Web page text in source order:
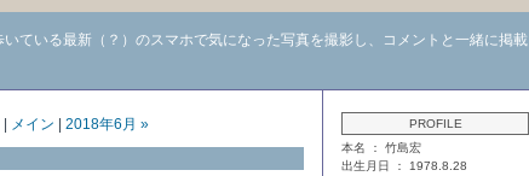
ている最新（？）のスマホで気になった写真を撮影し、コメントと一緒に掲載
メイン 2018年6月 »
PROFILE
本名 ： 竹島宏
出生月日 ： 1978.8.28